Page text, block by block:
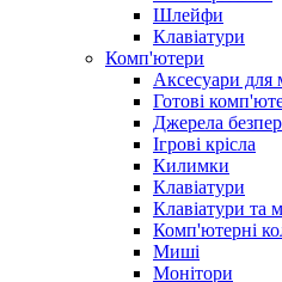
Шлейфи
Клавіатури
Комп'ютери
Аксесуари для
Готові
Джерела
Ігрові крісла
Килимки
Клавіатури
Клавіатури та
Комп'ютерні
Миші
Монітори